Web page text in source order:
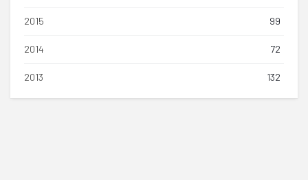
2015 99
2014 72
2013 132